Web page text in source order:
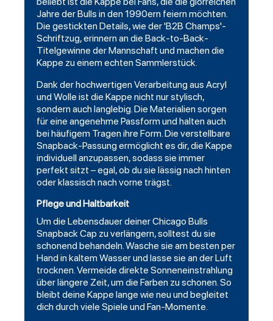
Jahre der Bulls in den 1990ern feiern möchten.
Die gestickten Details, wie der 'B2B Champs'-
Schriftzug, erinnern an die Back-to-Back-
Titelgewinne der Mannschaft und machen die
Kappe zu einem echten Sammlerstück.
Dank der hochwertigen Verarbeitung aus Acryl
und Wolle ist die Kappe nicht nur stylisch,
sondern auch langlebig. Die Materialien sorgen
für eine angenehme Passform und halten auch
bei häufigem Tragen ihre Form. Die verstellbare
Snapback-Passung ermöglicht es dir, die Kappe
individuell anzupassen, sodass sie immer
perfekt sitzt – egal, ob du sie lässig nach hinten
oder klassisch nach vorne trägst.
Pflege und Haltbarkeit
Um die Lebensdauer deiner Chicago Bulls
Snapback Cap zu verlängern, solltest du sie
schonend behandeln. Wasche sie am besten per
Hand in kaltem Wasser und lasse sie an der Luft
trocknen. Vermeide direkte Sonneneinstrahlung
über längere Zeit, um die Farben zu schonen. So
bleibt deine Kappe lange wie neu und begleitet
dich durch viele Spiele und Fan-Momente.